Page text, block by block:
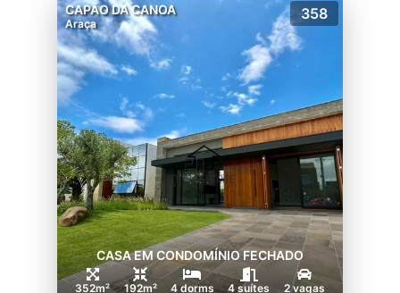
CAPÃO DA CANOA
Araça
358
CASA EM CONDOMÍNIO FECHADO
352m² 192m² 4 dorms 4 suítes 2 vagas